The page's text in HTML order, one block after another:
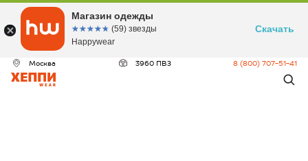
Москва 3960 ПВЗ 8 (800) 707-51-41
Магазин одежды
☆☆☆☆☆
★★★★★ (59) звезды
Happywear
Скачать